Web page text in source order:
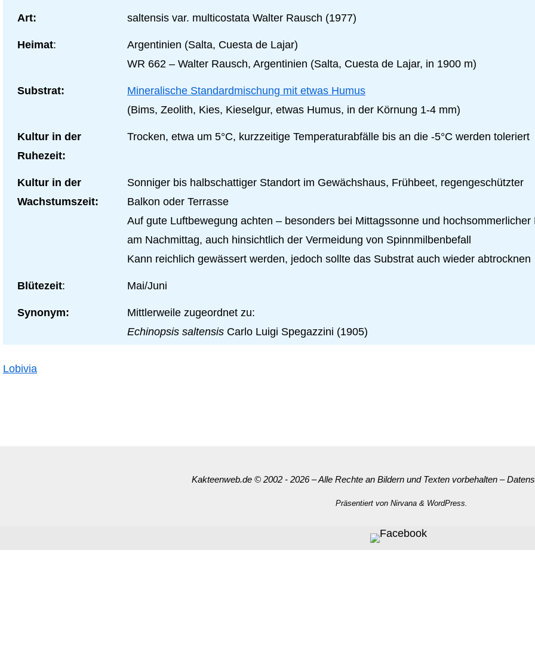
Art: saltensis var. multicostata Walter Rausch (1977)
Heimat:
Argentinien (Salta, Cuesta de Lajar)
WR 662 – Walter Rausch, Argentinien (Salta, Cuesta de Lajar, in 1900 m)
Substrat:
Mineralische Standardmischung mit etwas Humus
(Bims, Zeolith, Kies, Kieselgur, etwas Humus, in der Körnung 1-4 mm)
Kultur in der
Ruhezeit:
Trocken, etwa um 5°C, kurzzeitige Temperaturabfälle bis an die -5°C werden toleriert
Kultur in der
Wachstumszeit:
Sonniger bis halbschattiger Standort im Gewächshaus, Frühbeet, regengeschützter
Balkon oder Terrasse
Auf gute Luftbewegung achten – besonders bei Mittagssonne und hochsommerlicher
am Nachmittag, auch hinsichtlich der Vermeidung von Spinnmilbenbefall
Kann reichlich gewässert werden, jedoch sollte das Substrat auch wieder abtrocknen
Blütezeit: Mai/Juni
Synonym:
Mittlerweile zugeordnet zu:
Echinopsis saltensis Carlo Luigi Spegazzini (1905)
Lobivia
Kakteenweb.de © 2002 - 2026 – Alle Rechte an Bildern und Texten vorbehalten –
Präsentiert von Nirvana& WordPress.